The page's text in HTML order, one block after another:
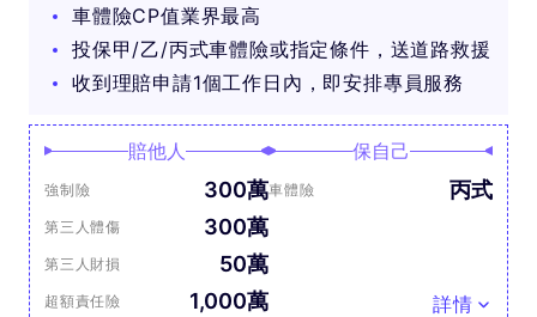
車體險CP值業界最高
投保甲/乙/丙式車體險或指定條件，送道路救援
收到理賠申請1個工作日內，即安排專員服務
賠他人
強制險 300萬
第三人體傷 300萬
第三人財損 50萬
超額責任險 1,000萬
保自己
車體險 丙式
詳情